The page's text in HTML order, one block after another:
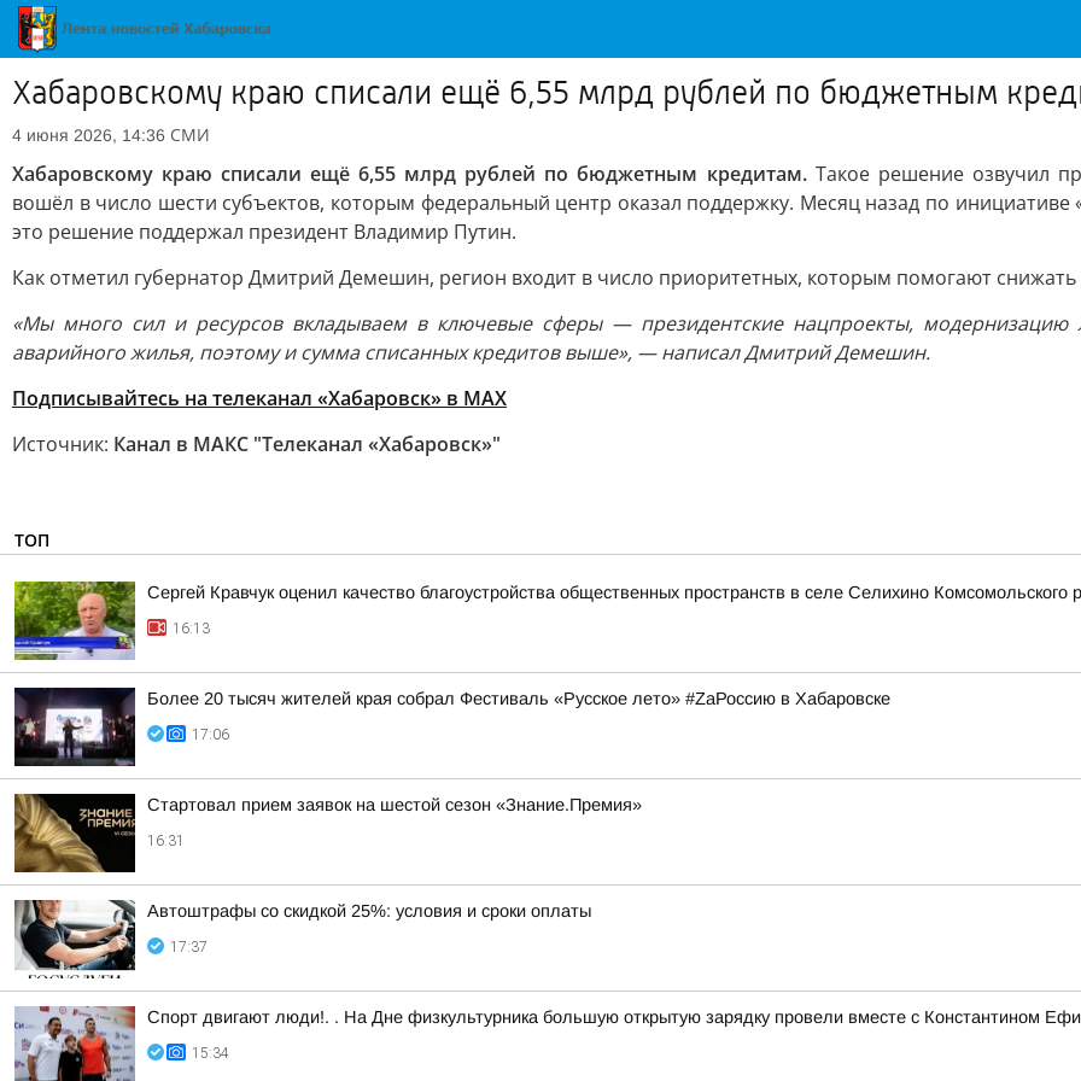
Хабаровскому краю списали ещё 6,55 млрд рублей по бюджетным
4 июня 2026, 14:36 СМИ
Хабаровскому краю списали ещё 6,55 млрд рублей по бюджетным кредитам. Такое решение озвучил
вошёл в число шести субъектов, которым федеральный центр оказал поддержку. Месяц назад по
это решение поддержал президент Владимир Путин.
Как отметил губернатор Дмитрий Демешин, регион входит в число приоритетных, которым помогают снижать
«Мы много сил и ресурсов вкладываем в ключевые сферы — президентские нацпроекты, модернизацию
аварийного жилья, поэтому и сумма списанных кредитов выше», — написал Дмитрий Демешин.
Подписывайтесь на телеканал «Хабаровск» в MAX
Источник: Канал в МАКС "Телеканал «Хабаровск»"
ТОП
Сергей Кравчук оценил качество благоустройства общественных пространств в селе Селихино Комсомольского
16:13
Более 20 тысяч жителей края собрал Фестиваль «Русское лето» #ZaРоссию в Хабаровске
17:06
Стартовал прием заявок на шестой сезон «Знание.Премия»
16:31
Автоштрафы со скидкой 25%: условия и сроки оплаты
17:37
Спорт двигают люди!. . На Дне физкультурника большую открытую зарядку провели вместе с Константином
15:34